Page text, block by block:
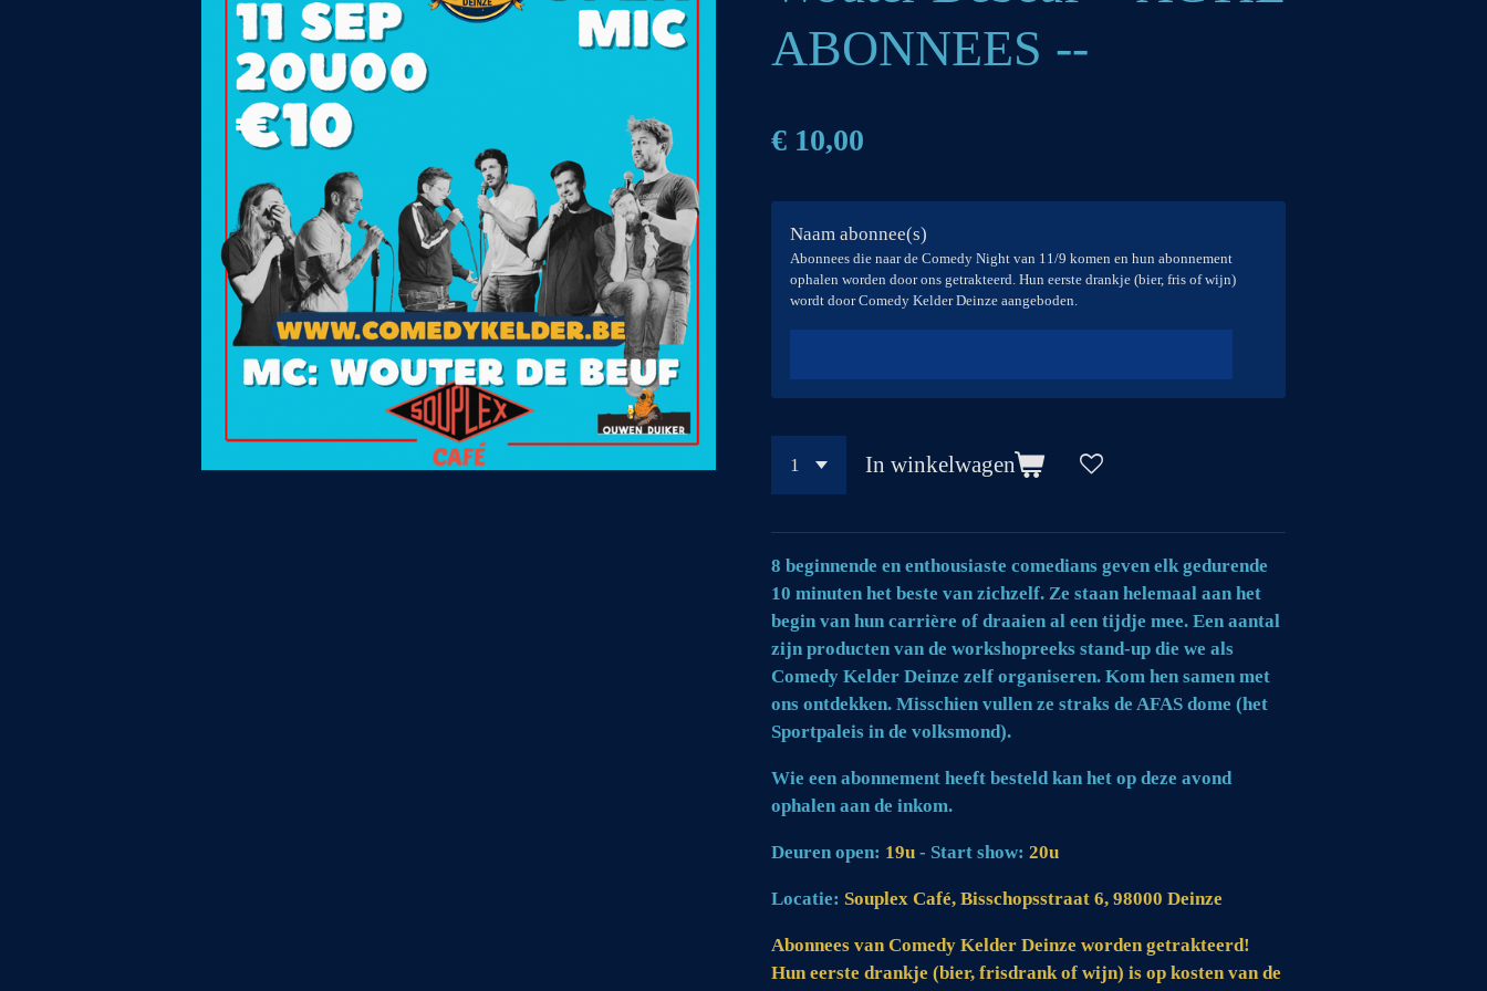
ABONNEES --
€ 10,00
Naam abonnee(s)
Abonnees die naar de Comedy Night van 11/9 komen en hun abonnement
ophalen worden door ons getrakteerd. Hun eerste drankje (bier, fris of wijn)
wordt door Comedy Kelder Deinze aangeboden.
In winkelwagen
8 beginnende en enthousiaste comedians geven elk gedurende
10 minuten het beste van zichzelf. Ze staan helemaal aan het
begin van hun carrière of draaien al een tijdje mee. Een aantal
zijn producten van de workshopreeks stand-up die we als
Comedy Kelder Deinze zelf organiseren. Kom hen samen met
ons ontdekken. Misschien vullen ze straks de AFAS dome (het
Sportpaleis in de volksmond).
Wie een abonnement heeft besteld kan het op deze avond
ophalen aan de inkom.
Deuren open: 19u - Start show: 20u
Locatie: Souplex Café, Bisschopsstraat 6, 98000 Deinze
Abonnees van Comedy Kelder Deinze worden getrakteerd!
Hun eerste drankje (bier, frisdrank of wijn) is op kosten van de